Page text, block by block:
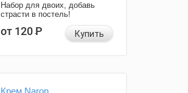
Набор для двоих, добавь
страсти в постель!
от 120Р Купить